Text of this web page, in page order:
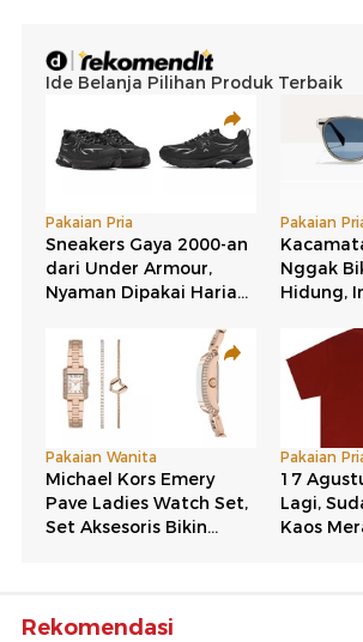
Rekomendasi